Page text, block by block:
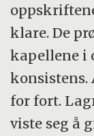
klare. De
kapellene i
for fort.
viste seg å